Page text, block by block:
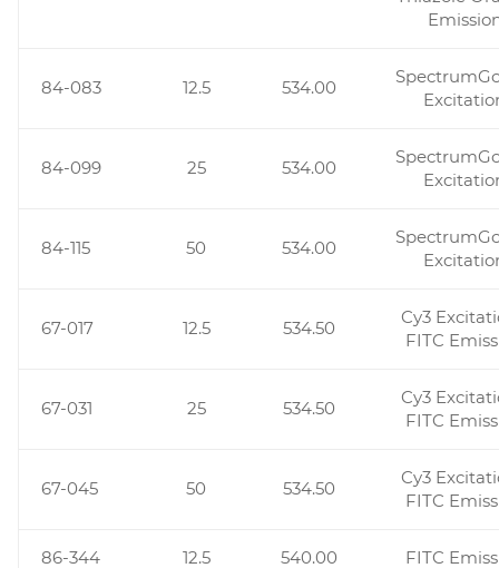
84-083 12.5 534.00
84-099 25 534.00
84-115 50 534.00
67-017 12.5 534.50
Cy3
FITC
67-031 25 534.50
Cy3
FITC
67-045 50 534.50
Cy3
FITC
86-344 12.5 540.00 FITC